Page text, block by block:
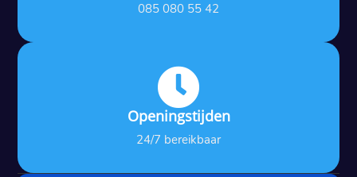
085 080 55 42

Openingstijden
24/7 bereikbaar